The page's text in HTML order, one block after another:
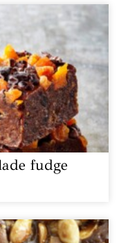
fudge